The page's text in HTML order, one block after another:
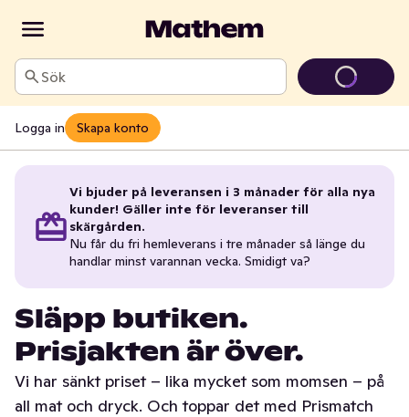
Sök
Logga in Skapa konto
Vi bjuder på leveransen i 3 månader för alla nya
kunder! Gäller inte för leveranser till
skärgården.
Nu får du fri hemleverans i tre månader så länge du
handlar minst varannan vecka. Smidigt va?
Släpp butiken.
Prisjakten är över.
Vi har sänkt priset – lika mycket som momsen – på
all mat och dryck. Och toppar det med Prismatch